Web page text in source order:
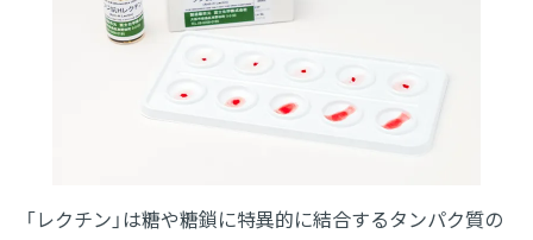
「レクチン」は糖や糖鎖に特異的に結合するタンパク質の
グリーンインフラ
（ハウトフォーム®）